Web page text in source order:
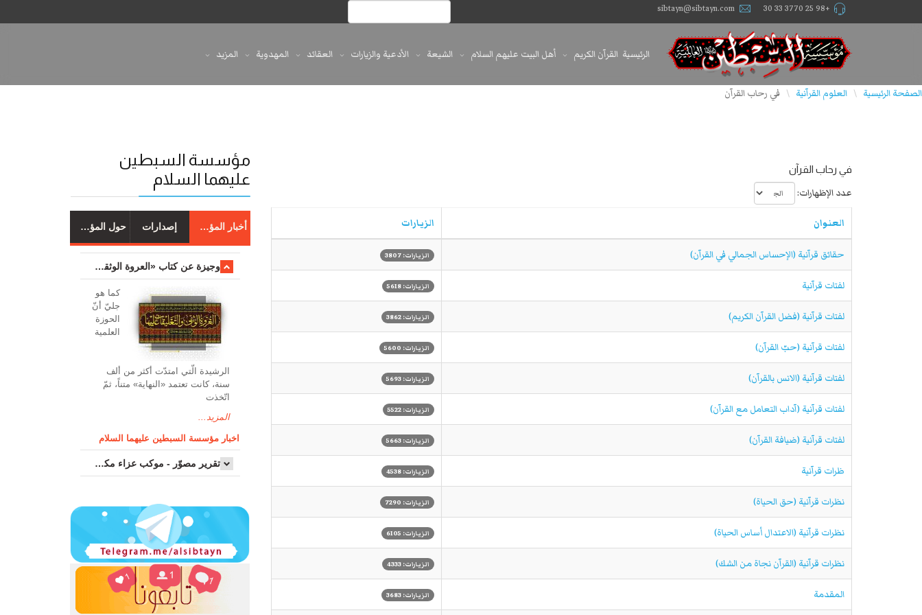
+98 25 3770 33 30
sibtayn@sibtayn.com
الرئيسية القرآن الكريم أهل البيت عليهم السلام الشيعة الأدعية والزيارات العقائد المهدوية المزيد
الصفحة الرئيسية \ العلوم القرآنية \ في رحاب القرآن
في رحاب القرآن
عدد الإظهارات:
العنوان الزيارات
حقائق قرآنية (الإحساس الجمالي في القرآن) الزيارات: 3807
لفتات قرآنية الزيارات: 5618
لفتات قرآنية (فضل القرآن الكريم) الزيارات: 3862
لفتات قرآنية (حبّ القرآن) الزيارات: 5600
لفتات قرآنية (الانس بالقرآن) الزيارات: 5693
لفتات قرآنية (آداب التعامل مع القرآن) الزيارات: 5522
لفتات قرآنية (ضيافة القرآن) الزيارات: 5663
ظرات قرآنية الزيارات: 4538
نظرات قرآنية (حق الحياة) الزيارات: 7290
نظرات قرآنية (الاعتدال أساس الحياة) الزيارات: 6105
نظرات قرآنية (القرآن نجاة من الشك) الزيارات: 4333
المقدمة الزيارات: 3683
مؤسسة السبطين
عليهما السلام
أخبار المؤسسة إصدارات حول المؤسسة
وجیزة عن کتاب «العروة الوثقی والتعلیقات علیها»
کما هو
جليّ أنّ
الحوزة
العلمیة
الرشیدة الّتي امتدّت أكثر من ألف
سنة، كانت تعتمد «النهاية» متناً، ثمّ
اتّخذت
المزيد...
اخبار مؤسسة السبطين عليهما السلام
تقرير مصوّر - موكب عزاء مکتب سماحة اية الله السيد مرتضى الموسوي الاصفهاني في يوم إستشهاد السيدة فاطم...